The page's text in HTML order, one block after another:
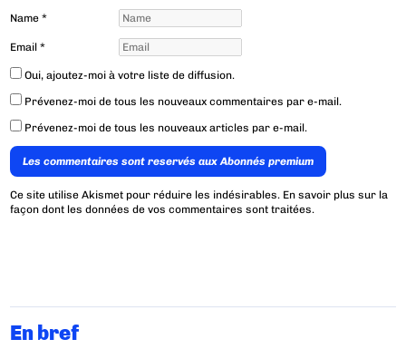
Name*
Email*
Oui, ajoutez-moi à votre liste de diffusion.
Prévenez-moi de tous les nouveaux commentaires par e-mail.
Prévenez-moi de tous les nouveaux articles par e-mail.
Les commentaires sont reservés aux Abonnés premium
Ce site utilise Akismet pour réduire les indésirables. En savoir plus sur la
façon dont les données de vos commentaires sont traitées.
En bref